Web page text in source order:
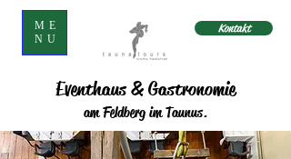
ME
NU
Kontakt
Eventhaus & Gastronomie
am Feldberg im Taunus.